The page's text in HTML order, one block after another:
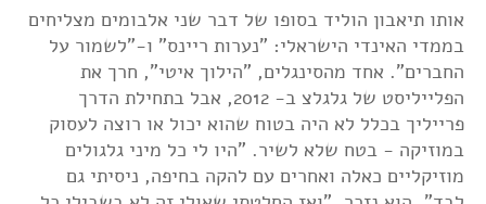
אותו תיאבון הוליד בסופו של דבר שני אלבומים מצליחים
בממדי האינדי הישראלי: "נערות ריינס" ו-"לשמור על
החברים". אחד מהסינגלים, "הילוך איטי", חרך את
הפלייליסט של גלגלצ ב- 2012, אבל בתחילת הדרך
פרייליך בכלל לא היה בטוח שהוא יכול או רוצה לעסוק
במוזיקה - בטח שלא לשיר. "היו לי כל מיני גלגולים
מוזיקליים כאלה ואחרים עם להקה בחיפה, ניסיתי גם